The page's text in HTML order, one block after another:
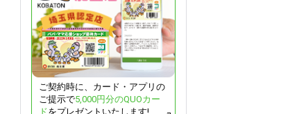
ご契約時に、カード・アプリの
ご提示で5,000円分のQUOカー
ドをプレゼントいたします!